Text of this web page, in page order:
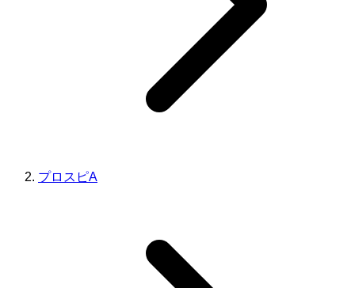
プロスピA